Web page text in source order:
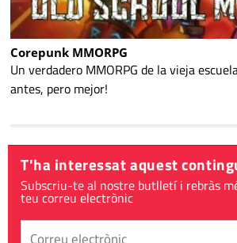
Corepunk MMORPG
Un verdadero MMORPG de la vieja
antes, pero mejor!
T'ha interessat aquest
Subscriu-te al nostre butlletí i rebràs
teu correu electrònic